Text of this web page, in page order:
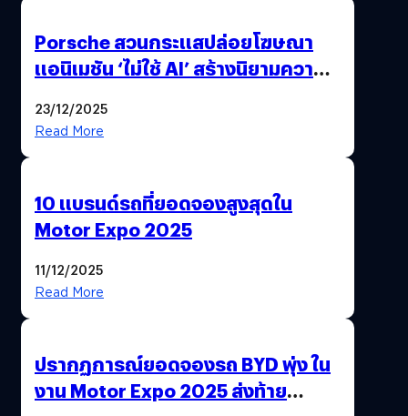
Porsche สวนกระแสปล่อยโฆษณา
แอนิเมชัน ‘ไม่ใช้ AI’ สร้างนิยามความ
23/12/2025
Read More
10 แบรนด์รถที่ยอดจองสูงสุดใน
Motor Expo 2025
11/12/2025
Read More
ปรากฏการณ์ยอดจองรถ BYD พุ่ง ใน
งาน Motor Expo 2025 ส่งท้าย